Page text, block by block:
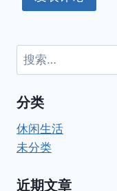
搜
索：
分类
休闲生活
未分类
近期文章